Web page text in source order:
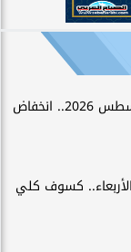
الطقس غدًا السبت 8 أغسطس 2026.. انخفاض
الأربعاء.. كسوف كلي